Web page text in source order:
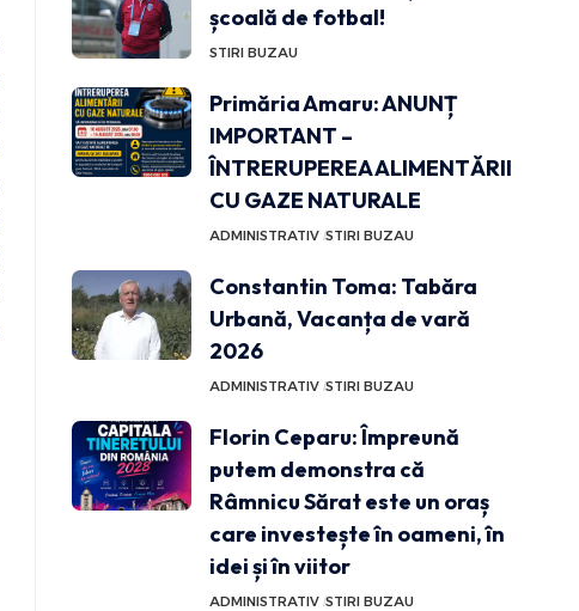
școală de fotbal!
STIRI BUZAU
Primăria Amaru: ANUNȚ
IMPORTANT –
ÎNTRERUPEREA ALIMENTĂRII
CU GAZE NATURALE
ADMINISTRATIV STIRI BUZAU
Constantin Toma: Tabăra
Urbană, Vacanța de vară
2026
ADMINISTRATIV STIRI BUZAU
Florin Ceparu: Împreună
putem demonstra că
Râmnicu Sărat este un oraș
care investește în oameni, în
idei și în viitor
ADMINISTRATIV STIRI BUZAU